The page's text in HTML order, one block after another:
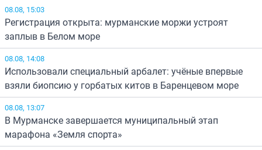
08.08, 15:03
Регистрация открыта: мурманские моржи устроят
заплыв в Белом море
08.08, 14:08
Использовали специальный арбалет: учёные впервые
взяли биопсию у горбатых китов в Баренцевом море
08.08, 13:07
В Мурманске завершается муниципальный этап
марафона «Земля спорта»